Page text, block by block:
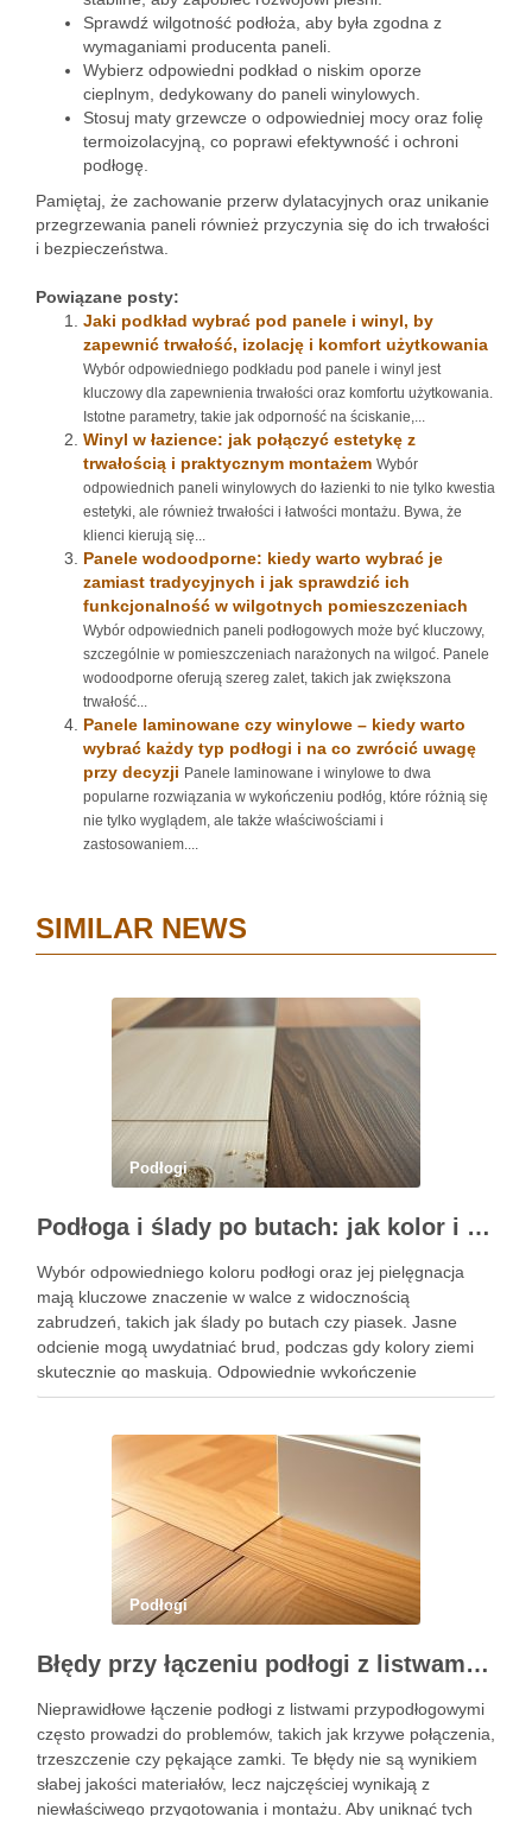
Sprawdź wilgotność podłoża, aby była zgodna z
wymaganiami producenta paneli.
Wybierz odpowiedni podkład o niskim oporze
cieplnym, dedykowany do paneli winylowych.
Stosuj maty grzewcze o odpowiedniej mocy oraz folię
termoizolacyjną, co poprawi efektywność i ochroni
podłogę.
Pamiętaj, że zachowanie przerw dylatacyjnych oraz unikanie
przegrzewania paneli również przyczynia się do ich trwałości
i bezpieczeństwa.
Powiązane posty:
Jaki podkład wybrać pod panele i winyl, by
zapewnić trwałość, izolację i komfort użytkowania
Wybór odpowiedniego podkładu pod panele i winyl jest
kluczowy dla zapewnienia trwałości oraz komfortu użytkowania.
Istotne parametry, takie jak odporność na ściskanie,...
Winyl w łazience: jak połączyć estetykę z
trwałością i praktycznym montażem Wybór
odpowiednich paneli winylowych do łazienki to nie tylko kwestia
estetyki, ale również trwałości i łatwości montażu. Bywa, że
klienci kierują się...
Panele wodoodporne: kiedy warto wybrać je
zamiast tradycyjnych i jak sprawdzić ich
funkcjonalność w wilgotnych pomieszczeniach
Wybór odpowiednich paneli podłogowych może być kluczowy,
szczególnie w pomieszczeniach narażonych na wilgoć. Panele
wodoodporne oferują szereg zalet, takich jak zwiększona
trwałość...
Panele laminowane czy winylowe – kiedy warto
wybrać każdy typ podłogi i na co zwrócić uwagę
przy decyzji Panele laminowane i winylowe to dwa
popularne rozwiązania w wykończeniu podłóg, które różnią się
nie tylko wyglądem, ale także właściwościami i
zastosowaniem....
SIMILAR NEWS
Podłogi
Podłoga i ślady po butach: jak kolor i pielęgnacja pomagają ukryć piasek i zabrudzenia
Wybór odpowiedniego koloru podłogi oraz jej pielęgnacja
mają kluczowe znaczenie w walce z widocznością
zabrudzeń, takich jak ślady po butach czy piasek. Jasne
odcienie mogą uwydatniać brud, podczas gdy kolory ziemi
skutecznie go maskują. Odpowiednie wykończenie
powierzchni również może znacząco wpłynąć na to, jak łatwo
Podłogi
Błędy przy łączeniu podłogi z listwami: diagnoza przyczyn i skuteczne rozwiązania montażowe
Nieprawidłowe łączenie podłogi z listwami przypodłogowymi
często prowadzi do problemów, takich jak krzywe połączenia,
trzeszczenie czy pękające zamki. Te błędy nie są wynikiem
słabej jakości materiałów, lecz najczęściej wynikają z
niewłaściwego przygotowania i montażu. Aby uniknąć tych